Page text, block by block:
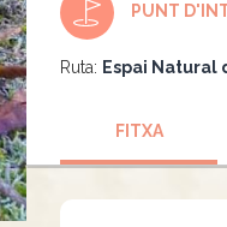
PUNT
Ruta: Espai Natural
FITXA